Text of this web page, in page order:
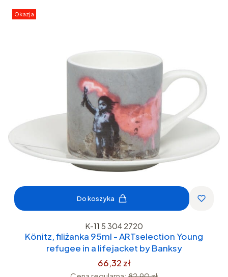
Okazja
Do koszyka
K-11 5 304 2720
Könitz, filiżanka 95ml - ARTselection Young
refugee in a lifejacket by Banksy
66,32 zł